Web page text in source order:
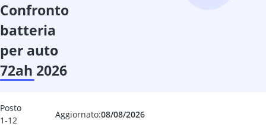
confronto
batteria
per auto
72ah 2026
Aggiornato:08/08/2026
Posto
1-12